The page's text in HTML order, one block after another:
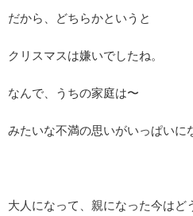
だから、どちらかというと
クリスマスは嫌いでしたね。
なんで、うちの家庭は〜
みたいな不満の思いがいっぱいに
大人になって、親になった今はど